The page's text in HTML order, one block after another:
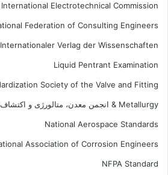
International Electrotechnical Commission
Federation of Consulting Engineers
Internationaler Verlag der Wissenschaften
Liquid Pentrant Examination
Society of the Valve and Fitting
Metallurgy & انجمن معدن، متالورژی و اکتشاف
National Aerospace Standards
Association of Corrosion Engineers
NFPA Standard